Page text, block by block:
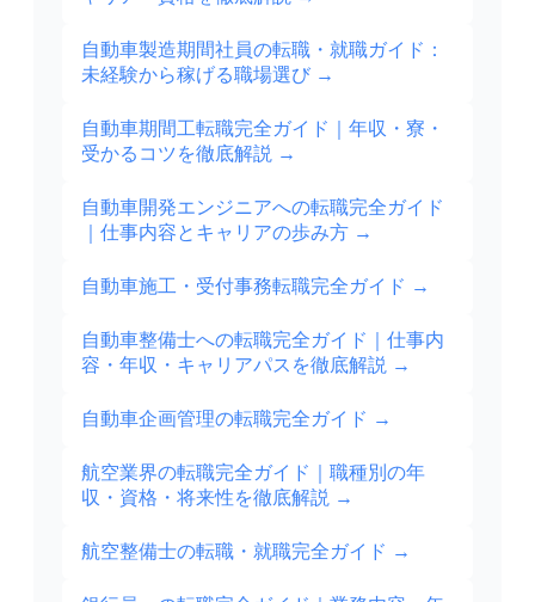
自動車製造期間社員の転職・就職ガイド：
未経験から稼げる職場選び →
自動車期間工転職完全ガイド｜年収・寮・
受かるコツを徹底解説 →
自動車開発エンジニアへの転職完全ガイド
｜仕事内容とキャリアの歩み方 →
自動車施工・受付事務転職完全ガイド →
自動車整備士への転職完全ガイド｜仕事内
容・年収・キャリアパスを徹底解説 →
自動車企画管理の転職完全ガイド →
航空業界の転職完全ガイド｜職種別の年
収・資格・将来性を徹底解説 →
航空整備士の転職・就職完全ガイド →